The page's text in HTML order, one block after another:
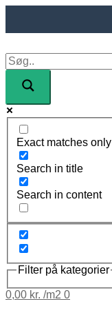
Gå
Exact matches only
Search in title
Search in content
Filter på kategorier
0,00 kr. 0